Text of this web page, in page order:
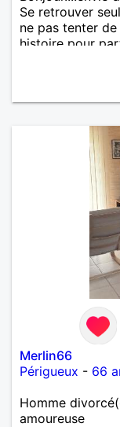
Se retrouver
ne pas tenter
histoire pour
Merlin66
Périgueux - 66
Homme
amoureuse